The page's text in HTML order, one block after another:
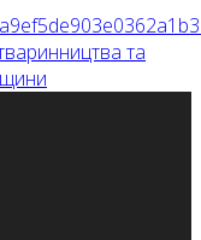
та